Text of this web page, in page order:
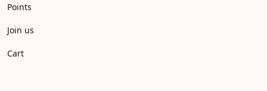
Points
Join us
Cart